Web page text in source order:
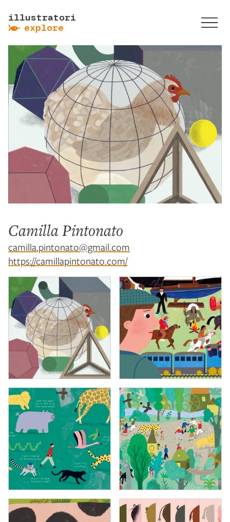
illustratori
ẞ explore
Camilla Pintonato
camilla.pintonato@gmail.com
https://camillapintonato.com/